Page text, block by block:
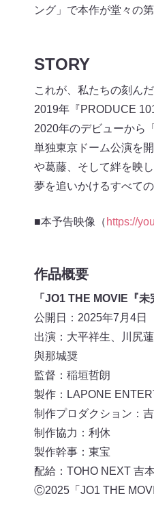
ング」で本作が堂々の
STORY
これが、私たちの刻ん
2019年『PRODUCE
2020年のデビューから
単独東京ドーム公演を
や葛藤、そして絆を映
夢を追いかけるすべて
■本予告映像（ https://
作品概要
「JO1 THE MOVIE『
公開日：2025年7月4日
出演：大平祥生、川尻
與那城奨
監督：稲垣哲朗
製作：LAPONE
制作プロダクション：
制作協力：利休
製作幹事：東宝
配給：TOHO NEXT 吉
Ⓒ2025「JO1 THE